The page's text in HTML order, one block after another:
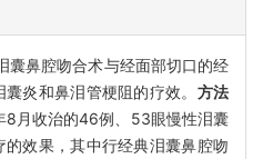
囊鼻腔吻合术与经面部切口的经
炎和鼻泪管梗阻的疗效。 方法
8月收治的46例、53眼慢性泪囊
效果，其中行经典泪囊鼻腔吻